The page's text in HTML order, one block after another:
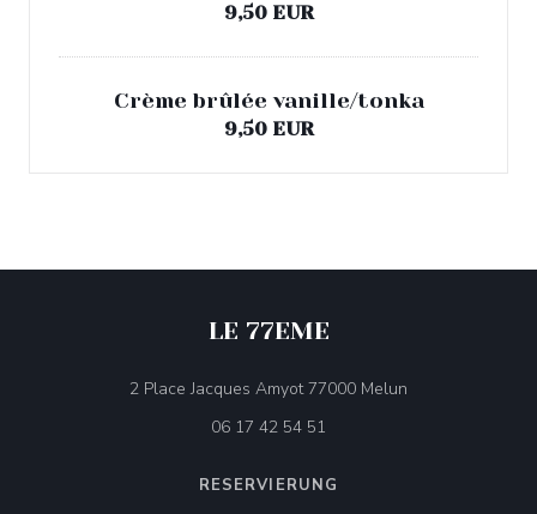
9,50 EUR
Crème brûlée vanille/tonka
9,50 EUR
LE 77EME
2 Place Jacques Amyot 77000 Melun
06 17 42 54 51
RESERVIERUNG